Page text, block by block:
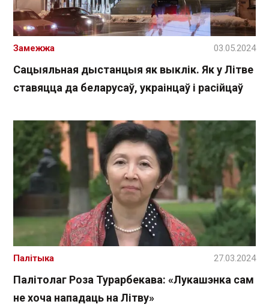
Сацыяльная дыстанцыя як выклік. Як у Літве
ставяцца да беларусаў, украінцаў і расійцаў
Замежжа 03.05.2024
Палітолаг Роза Турарбекава: «Лукашэнка сам
не хоча нападаць на Літву»
Палітыка 27.03.2024